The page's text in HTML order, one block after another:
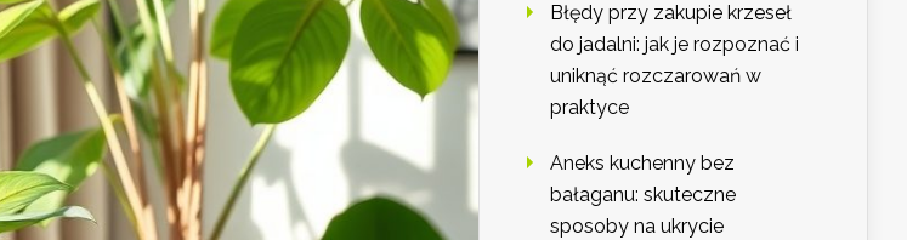
Błędy przy zakupie krzeseł
do jadalni: jak je rozpoznać i
uniknąć rozczarowań w
praktyce
Aneks kuchenny bez
bałaganu: skuteczne
sposoby na ukrycie